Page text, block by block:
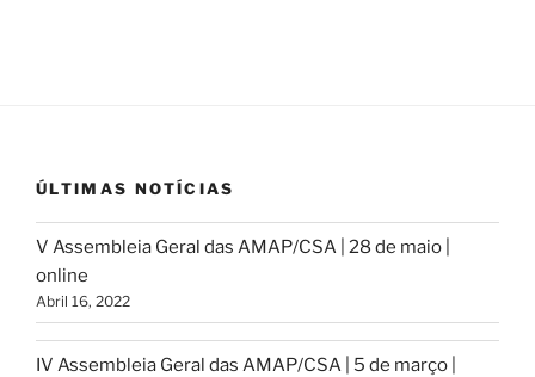
ÚLTIMAS NOTÍCIAS
V Assembleia Geral das AMAP/CSA | 28 de maio |
online
Abril 16, 2022
IV Assembleia Geral das AMAP/CSA | 5 de março |